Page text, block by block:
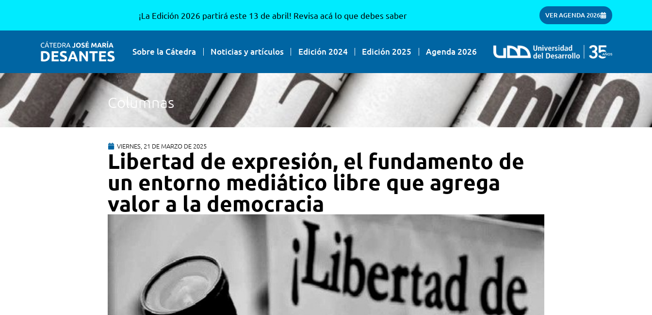
¡La Edición 2026 partirá este 13 de abril! Revisa acá lo que debes saber VER AGENDA 2026
Sobre la Cátedra Noticias y artículos Edición 2024 Edición 2025 Agenda 2026
Columnas
VIERNES, 21 DE MARZO DE 2025
Libertad de expresión, el fundamento de
un entorno mediático libre que agrega
valor a la democracia